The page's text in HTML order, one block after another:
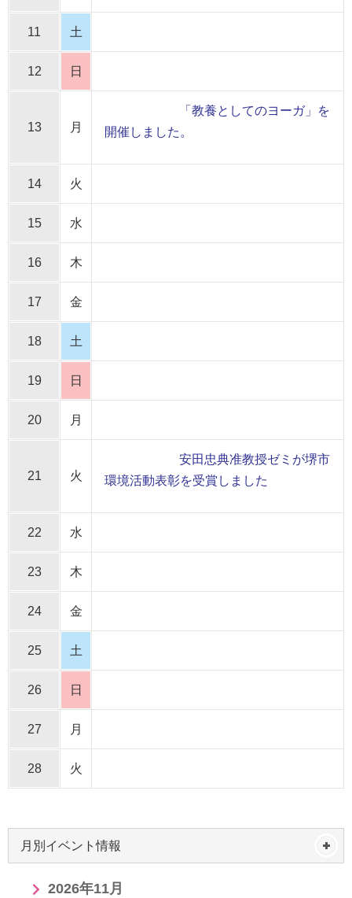
11 土
12 日
13 月
「教養としてのヨーガ」を
開催しました。
14 火
15 水
16 木
17 金
18 土
19 日
20 月
21 火
安田忠典准教授ゼミが堺市
環境活動表彰を受賞しました
22 水
23 木
24 金
25 土
26 日
27 月
28 火
月別イベント情報
2026年11月